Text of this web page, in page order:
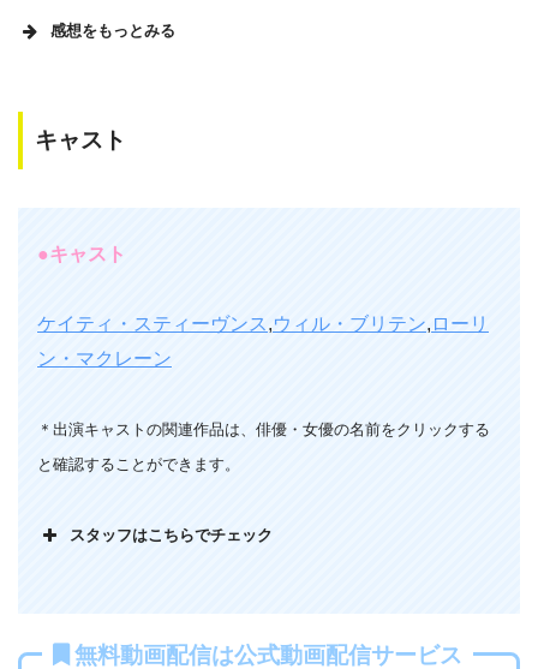
感想をもっとみる
最初は、思わせぶりなスタートだけど実は全くなにもない
反撃に合うので普通に弱い。おまけにソウみたいな凶悪トラ
最後までピエロたちの目的が殆ど描かれていない上に、やっ
られていたのかなと感じました。原題｢Haunt｣の意味は、ト
キャスト
●キャスト
ケイティ・スティーヴンス,ウィル・ブリテン, ローリ
ン・マクレーン
＊出演キャストの関連作品は、俳優・女優の名前をクリックする
と確認することができます。
スタッフはこちらでチェック
無料動画配信は公式動画配信サービス